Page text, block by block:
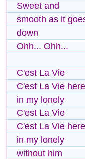
Sweet and
smooth as it
down
Ohh... Ohh...
C'est La Vie
C'est La Vie here
in my lonely
C'est La Vie
C'est La Vie here
in my lonely
without him